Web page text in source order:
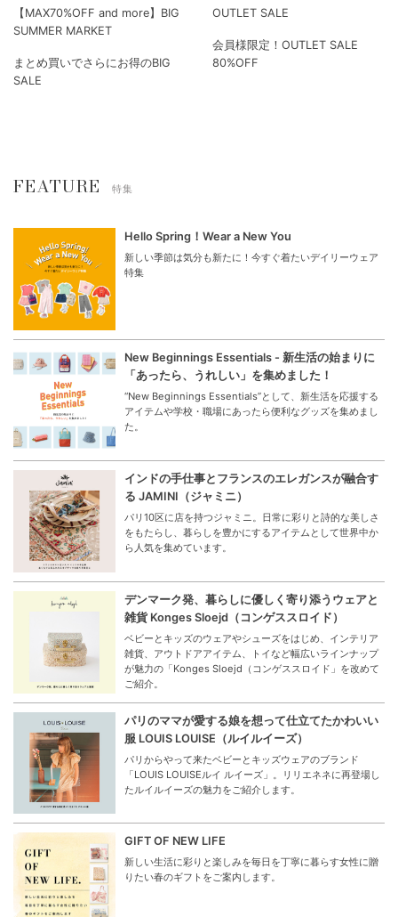
【MAX70%OFF and more】BIG
SUMMER MARKET
まとめ買いでさらにお得のBIG
SALE
OUTLET SALE
会員様限定！OUTLET SALE
80%OFF
FEATURE 特集
Hello Spring！Wear a New You
新しい季節は気分も新たに！今すぐ着たいデイリーウェア
特集
New Beginnings Essentials - 新生活の始まりに
「あったら、うれしい」を集めました！
“New Beginnings Essentials”として、新生活を応援する
アイテムや学校・職場にあったら便利なグッズを集めまし
た。
インドの手仕事とフランスのエレガンスが融合す
る JAMINI（ジャミニ）
パリ10区に店を持つジャミニ。日常に彩りと詩的な美しさ
をもたらし、暮らしを豊かにするアイテムとして世界中か
ら人気を集めています。
デンマーク発、暮らしに優しく寄り添うウェアと
雑貨 Konges Sloejd（コンゲススロイド）
ベビーとキッズのウェアやシューズをはじめ、インテリア
雑貨、アウトドアアイテム、トイなど幅広いラインナップ
が魅力の「Konges Sloejd（コンゲススロイド」を改めて
ご紹介。
パリのママが愛する娘を想って仕立てたかわいい
服 LOUIS LOUISE（ルイルイーズ）
パリからやって来たベビーとキッズウェアのブランド
「LOUIS LOUISEルイ ルイーズ」。リリエネネに再登場し
たルイルイーズの魅力をご紹介します。
GIFT OF NEW LIFE
新しい生活に彩りと楽しみを毎日を丁寧に暮らす女性に贈
りたい春のギフトをご案内します。